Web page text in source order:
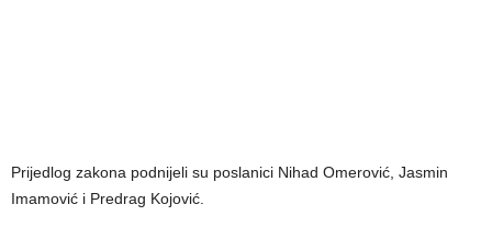
Prijedlog zakona podnijeli su poslanici Nihad Omerović, Jasmin
Imamović i Predrag Kojović.